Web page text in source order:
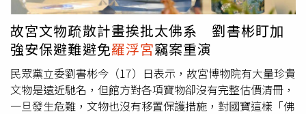
故宮文物疏散計畫挨批太佛系 劉書彬盯加
強安保避難避免羅浮宮竊案重演
民眾黨立委劉書彬今（17）日表示，故宮博物院有大量珍貴
文物是遠近馳名，但館方對各項寶物卻沒有完整估價清冊，
一旦發生危難，文物也沒有移置保護措施，對國寶這樣「佛